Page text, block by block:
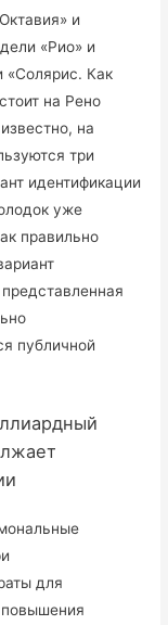
и
«Рио» и
«Солярис. Как
на Рено
на
три
идентификации
уже
правильно
публичной
для